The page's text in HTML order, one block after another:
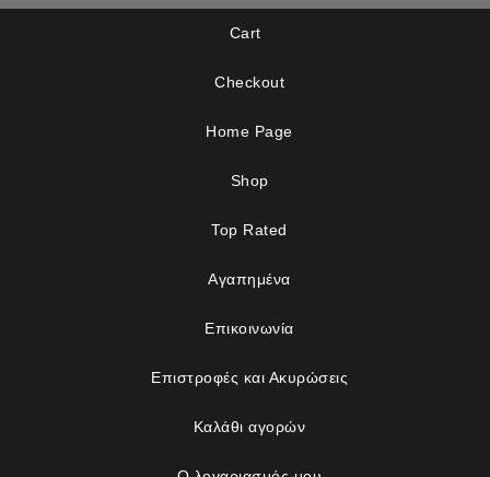
Cart
Checkout
Home Page
Shop
Top Rated
Αγαπημένα
Επικοινωνία
Επιστροφές και Ακυρώσεις
Καλάθι αγορών